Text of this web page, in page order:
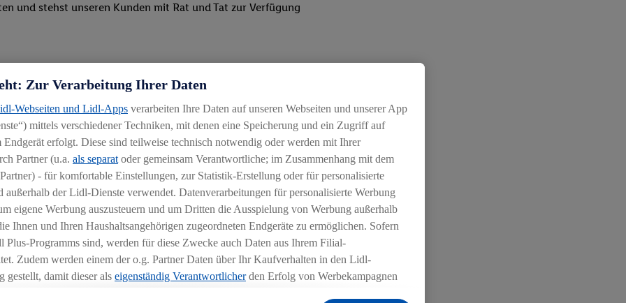
und stehst unseren Kunden mit Rat und Tat zur Verfügung
an wechselnde Aufgaben
in Absprache mit der Führungskraft
Zur Verarbeitung Ihrer Daten
Webseiten und Lidl-Apps verarbeiten Ihre Daten auf unseren Webseiten und unserer App
mittels verschiedener Techniken, mit denen eine Speicherung und ein Zugriff auf
erfolgt. Diese sind teilweise technisch notwendig oder werden mit Ihrer
Partner (u.a. als separat oder gemeinsam Verantwortliche; im Zusammenhang mit dem
Partner) - für komfortable Einstellungen, zur Statistik-Erstellung oder für personalisierte
außerhalb der Lidl-Dienste verwendet. Datenverarbeitungen für personalisierte Werbung
eigene Werbung auszusteuern und um Dritten die Ausspielung von Werbung außerhalb
Ihnen und Ihren Haushaltsangehörigen zugeordneten Endgeräte zu ermöglichen. Sofern
Plus-Programms sind, werden für diese Zwecke auch Daten aus Ihrem Filial-
Zudem werden einem der o.g. Partner Daten über Ihr Kaufverhalten in den Lidl-
gestellt, damit dieser als eigenständig Verantwortlicherden Erfolg von Werbekampagnen